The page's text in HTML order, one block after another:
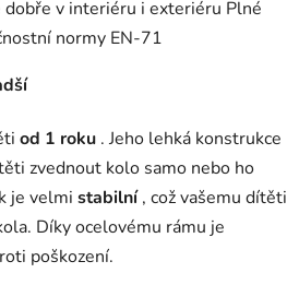
dobře v interiéru i exteriéru Plné
normy EN-71
od 1 roku . Jeho lehká konstrukce
zvednout kolo samo nebo ho
je velmi stabilní, což vašemu dítěti
Díky ocelovému rámu je
poškození.